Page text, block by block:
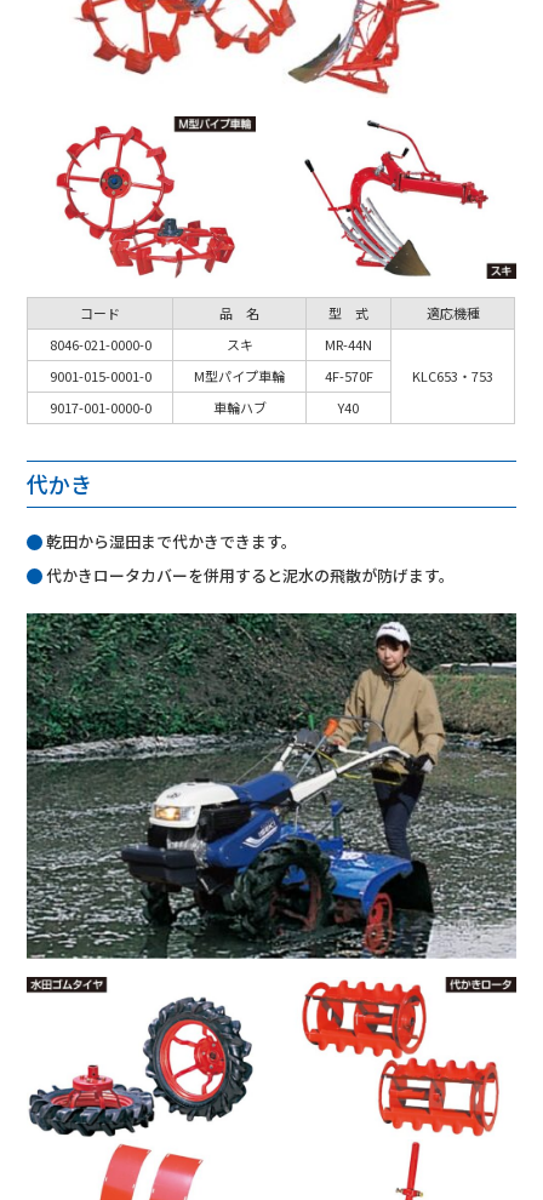
コード 品 名 型 式
適応機種
8046-021-0000-0
スキ
MR-44N
KLC653・753
9001-015-0001-0 M型パイプ車輪
4F-570F
9017-001-0000-0
車輪ハブ Y40
代かき
乾田から湿田まで代かきできます。
代かきロータカバーを併用すると泥水の飛散が防げます。